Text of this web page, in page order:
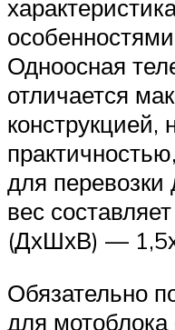
Одноосная
отличается
конструкцией,
для перевозки
вес
(ДхШхВ) —
Обязательно
для